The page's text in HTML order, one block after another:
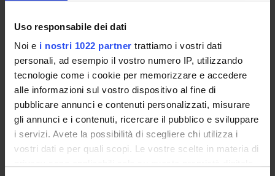
Uso responsabile dei dati
Noi e i nostri 1022 partner trattiamo i vostri dati
personali, ad esempio il vostro numero IP, utilizzando
tecnologie come i cookie per memorizzare e accedere
alle informazioni sul vostro dispositivo al fine di
pubblicare annunci e contenuti personalizzati, misurare
gli annunci e i contenuti, ricercare il pubblico e sviluppare
i servizi. Avete la possibilità di scegliere chi utilizza i
vostri dati e per quali scopi. Le vostre scelte in materia di
OFFERTA FORMATIVA
CORSI DI STUDIO
DOTTORATI DI RICERCA E FORMAZIONE
SUPERIORE
Contatti
Persone